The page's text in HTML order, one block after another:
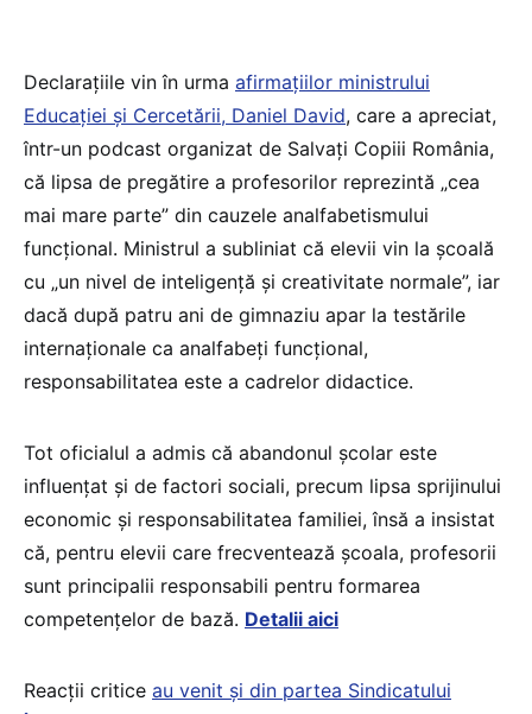
Declarațiile vin în urma afirmațiilor ministrului
Educației și Cercetării, Daniel David, care a apreciat,
într-un podcast organizat de Salvați Copiii România,
că lipsa de pregătire a profesorilor reprezintă „cea
mai mare parte” din cauzele analfabetismului
funcțional. Ministrul a subliniat că elevii vin la școală
cu „un nivel de inteligență și creativitate normale”, iar
dacă după patru ani de gimnaziu apar la testările
internaționale ca analfabeți funcțional,
responsabilitatea este a cadrelor didactice.
Tot oficialul a admis că abandonul școlar este
influențat și de factori sociali, precum lipsa sprijinului
economic și responsabilitatea familiei, însă a insistat
că, pentru elevii care frecventează școala, profesorii
sunt principalii responsabili pentru formarea
competențelor de bază. Detalii aici
Reacții critice au venit și din partea Sindicatului